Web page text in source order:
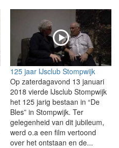
125 jaar IJsclub Stompwijk
Op zaterdagavond 13 januari
2018 vierde IJsclub Stompwijk
het 125 jarig bestaan in “De
Bles” in Stompwijk. Ter
gelegenheid van dit jubileum,
werd o.a een film vertoond
over het ontstaan en de...